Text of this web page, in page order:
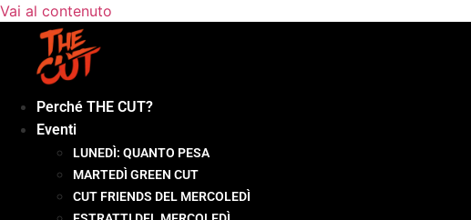
Vai al contenuto
Perché THE CUT?
Eventi
LUNEDÌ: QUANTO PESA
MARTEDÌ GREEN CUT
CUT FRIENDS DEL MERCOLEDÌ